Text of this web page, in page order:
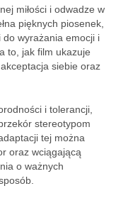
miłości i odwadze w
pięknych piosenek,
wyrażania emocji i
to, jak film ukazuje
siebie oraz
i tolerancji,
stereotypom
tej można
oraz wciągającą
o ważnych